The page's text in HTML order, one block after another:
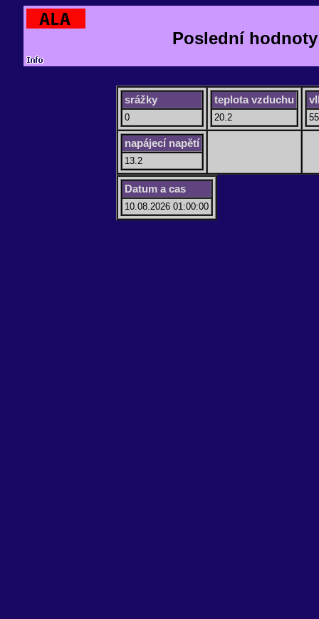
Poslední
srážky
0
teplota vzduchu
20.2
napájecí napětí
13.2
Datum a cas
10.08.2026 01:00:00